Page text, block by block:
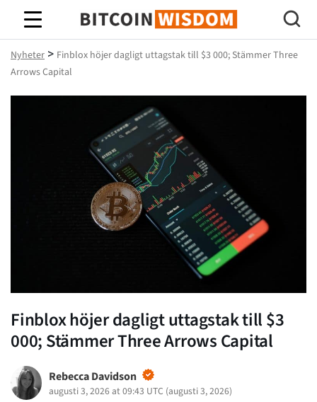
Bitcoin Wisdom
Nyheter > Finblox höjer dagligt uttagstak till $3 000; Stämmer Three
Arrows Capital
Finblox höjer dagligt uttagstak till $3
000; Stämmer Three Arrows Capital
Rebecca Davidson
augusti 3, 2026 at 09:43 UTC (augusti 3, 2026)